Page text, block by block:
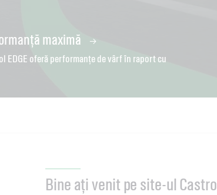
maximă
EDGE oferă performanțe de vârf în raport cu
de viață a motorului
Bine ați venit pe site-ul